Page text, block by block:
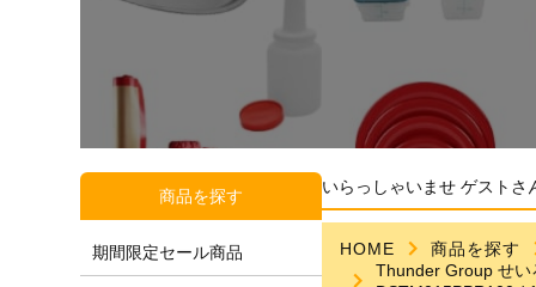
商品を探す
期間限定セール商品
いらっしゃいませ ゲストさ
HOME
商品を探す
Thunder Group せい